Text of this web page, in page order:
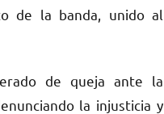
de la banda, unido al
de queja ante la
la injusticia y